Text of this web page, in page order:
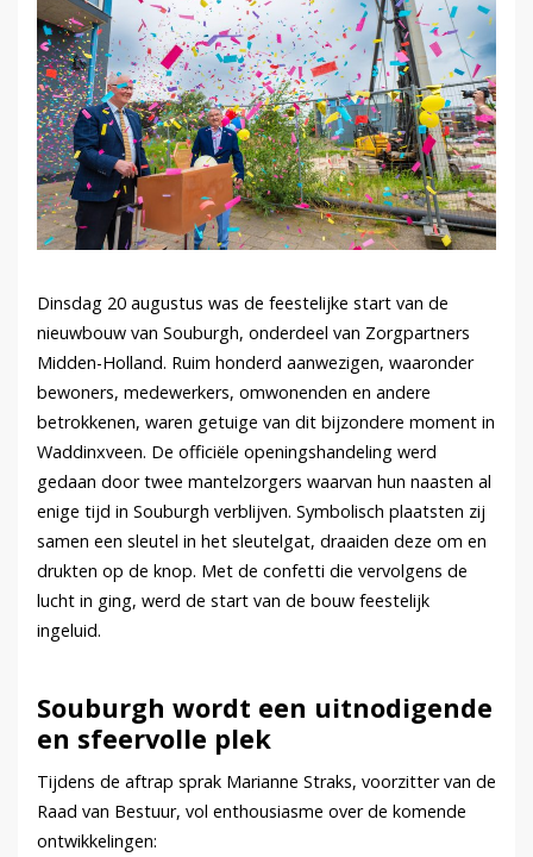
Dinsdag 20 augustus was de feestelijke start van de
nieuwbouw van Souburgh, onderdeel van Zorgpartners
Midden-Holland. Ruim honderd aanwezigen, waaronder
bewoners, medewerkers, omwonenden en andere
betrokkenen, waren getuige van dit bijzondere moment in
Waddinxveen. De officiële openingshandeling werd
gedaan door twee mantelzorgers waarvan hun naasten al
enige tijd in Souburgh verblijven. Symbolisch plaatsten zij
samen een sleutel in het sleutelgat, draaiden deze om en
drukten op de knop. Met de confetti die vervolgens de
lucht in ging, werd de start van de bouw feestelijk
ingeluid.
Souburgh wordt een uitnodigende
en sfeervolle plek
Tijdens de aftrap sprak Marianne Straks, voorzitter van de
Raad van Bestuur, vol enthousiasme over de komende
ontwikkelingen: